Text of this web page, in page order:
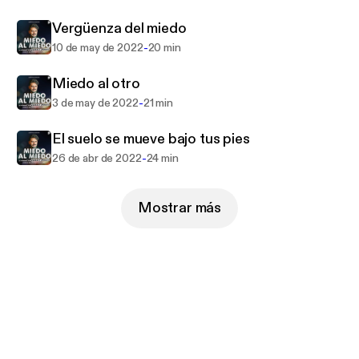
ansiedades modernas, este programa ofrece una
mirada reveladora a la psicología, la cultura y la
tus propios miedos. Prepárate para una experiencia
auditiva que te hará reflexionar y, quizás, enfrentar
lo que más temes.
Vergüenza del miedo
10 de may de 2022-20 min
Miedo al otro
3 de may de 2022-21 min
El suelo se mueve bajo tus pies
26 de abr de 2022-24 min
Mostrar más